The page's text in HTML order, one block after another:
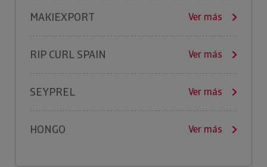
MAKIEXPORT Ver más
RIP CURL SPAIN Ver más
SEYPREL Ver más
HONGO Ver más